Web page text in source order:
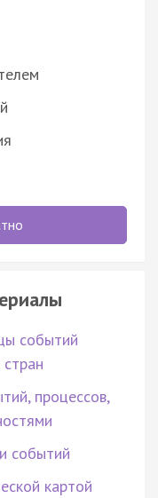
событий
процессов,
событий
картой